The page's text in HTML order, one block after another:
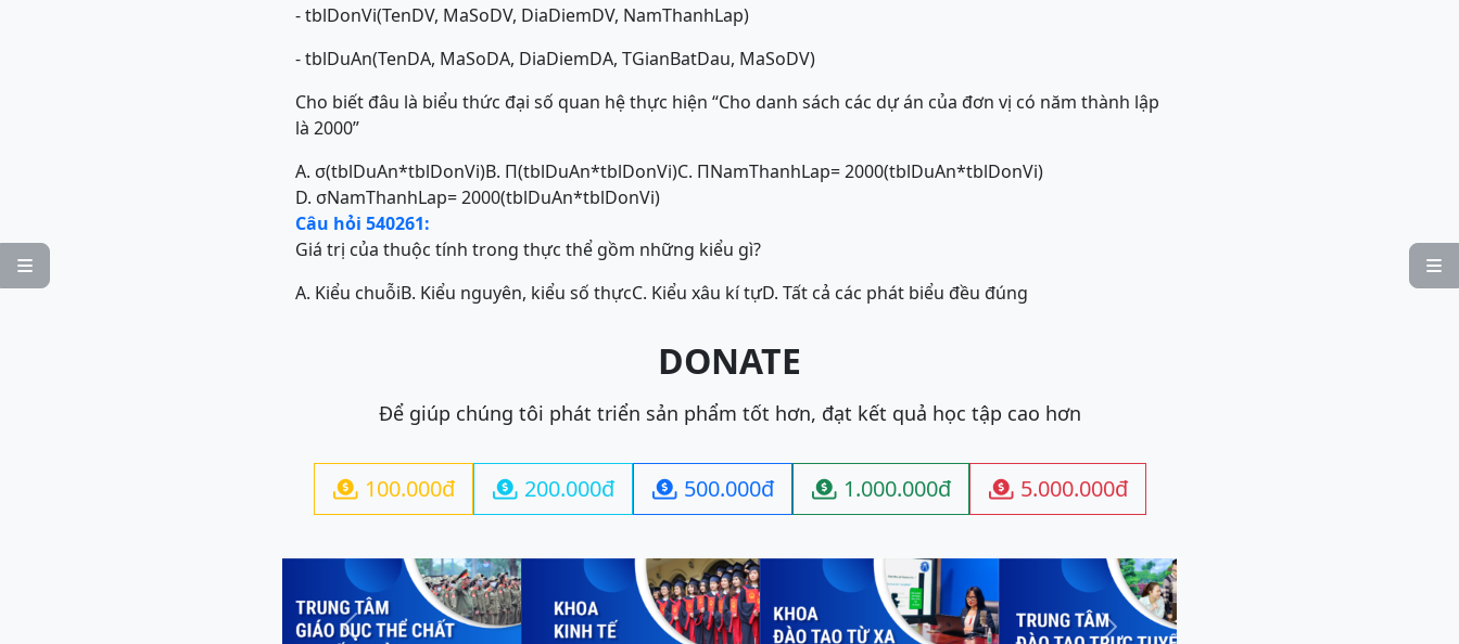


- tblDonVi(TenDV, MaSoDV, DiaDiemDV, NamThanhLap)
- tblDuAn(TenDA, MaSoDA, DiaDiemDA, TGianBatDau, MaSoDV)
Cho biết đâu là biểu thức đại số quan hệ thực hiện “Cho danh sách các dự án của đơn vị có năm thành lập
là 2000”
A. σ(tblDuAn*tblDonVi)B. Π(tblDuAn*tblDonVi)C. ΠNamThanhLap= 2000(tblDuAn*tblDonVi)
D. σNamThanhLap= 2000(tblDuAn*tblDonVi)
Câu hỏi 540261:
Giá trị của thuộc tính trong thực thể gồm những kiểu gì?
A. Kiểu chuỗiB. Kiểu nguyên, kiểu số thựcC. Kiểu xâu kí tựD. Tất cả các phát biểu đều đúng
DONATE
Để giúp chúng tôi phát triển sản phẩm tốt hơn, đạt kết quả học tập cao hơn
 100.000đ  200.000đ  500.000đ  1.000.000đ  5.000.000đ
Previous Next